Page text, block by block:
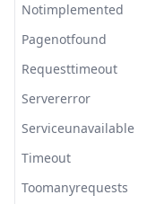
Notimplemented
Pagenotfound
Requesttimeout
Servererror
Serviceunavailable
Timeout
Toomanyrequests